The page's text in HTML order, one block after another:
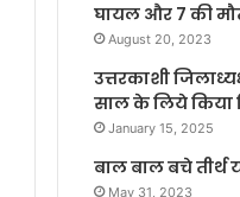
घायल और 7 की
August 20, 2023
उत्तरकाशी
साल के लिये किया
January 15, 2025
बाल बाल बचे तीर्थ
May 31, 2023